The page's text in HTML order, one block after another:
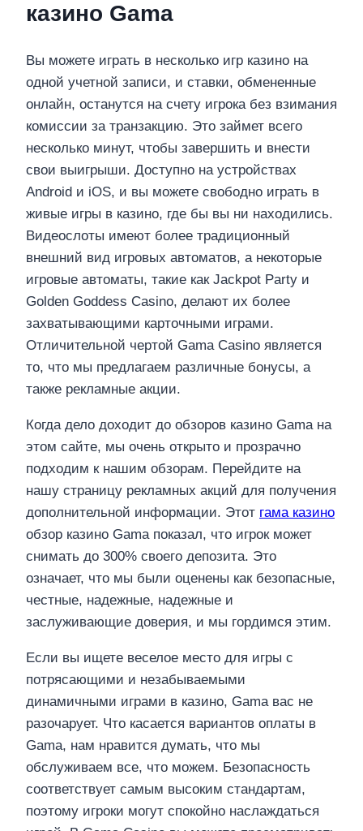
казино Gama
Вы можете играть в несколько игр казино на
одной учетной записи, и ставки, обмененные
онлайн, останутся на счету игрока без взимания
комиссии за транзакцию. Это займет всего
несколько минут, чтобы завершить и внести
свои выигрыши. Доступно на устройствах
Android и iOS, и вы можете свободно играть в
живые игры в казино, где бы вы ни находились.
Видеослоты имеют более традиционный
внешний вид игровых автоматов, а некоторые
игровые автоматы, такие как Jackpot Party и
Golden Goddess Casino, делают их более
захватывающими карточными играми.
Отличительной чертой Gama Casino является
то, что мы предлагаем различные бонусы, а
также рекламные акции.
Когда дело доходит до обзоров казино Gama на
этом сайте, мы очень открыто и прозрачно
подходим к нашим обзорам. Перейдите на
нашу страницу рекламных акций для получения
дополнительной информации. Этот гама казино
обзор казино Gama показал, что игрок может
снимать до 300% своего депозита. Это
означает, что мы были оценены как безопасные,
честные, надежные, надежные и
заслуживающие доверия, и мы гордимся этим.
Если вы ищете веселое место для игры с
потрясающими и незабываемыми
динамичными играми в казино, Gama вас не
разочарует. Что касается вариантов оплаты в
Gama, нам нравится думать, что мы
обслуживаем все, что можем. Безопасность
соответствует самым высоким стандартам,
поэтому игроки могут спокойно наслаждаться